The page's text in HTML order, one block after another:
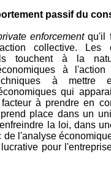
passif du
enforcementqu'il
collective. Les
touchent à la
à
à mettre
qui
à prendre en
place dans un
la loi, dans
l'analyse
pour